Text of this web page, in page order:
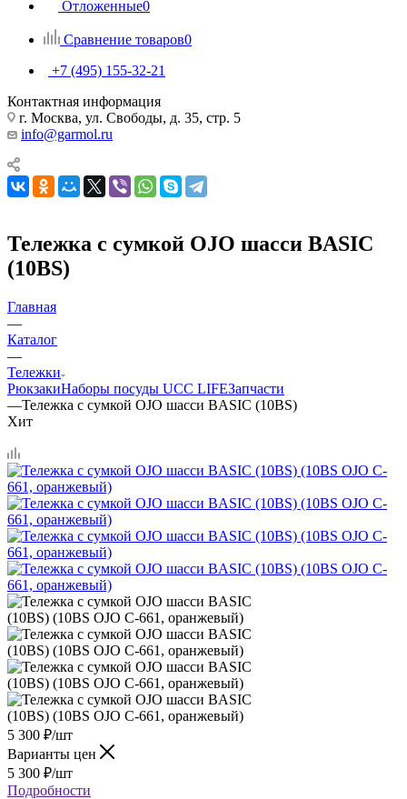
Отложенные0
Сравнение товаров0
+7 (495) 155-32-21
Контактная информация
г. Москва, ул. Свободы, д. 35, стр. 5
info@garmol.ru
Тележка с сумкой OJO шасси BASIC
(10BS)
Главная
—
Каталог
—
Тележки
РюкзакиНаборы посуды UCC LIFEЗапчасти
—Тележка с сумкой OJO шасси BASIC (10BS)
Хит
5 300 ₽/шт
Варианты цен
5 300 ₽/шт
Подробности